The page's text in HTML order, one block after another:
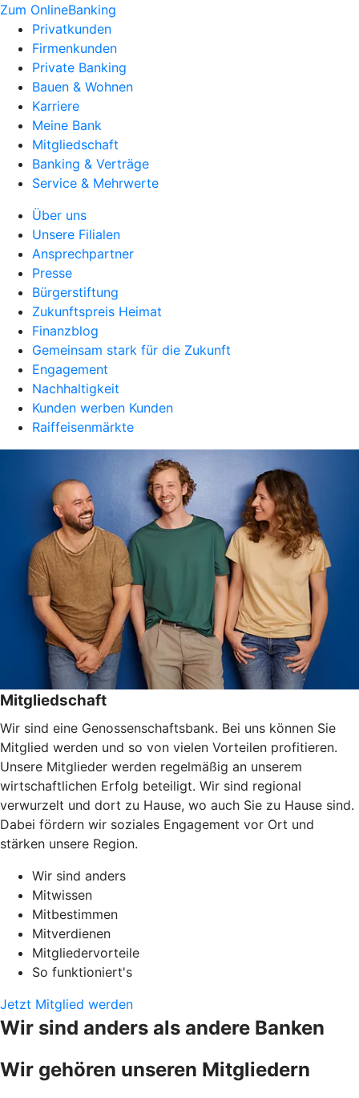
Zum OnlineBanking
Privatkunden
Firmenkunden
Private Banking
Bauen & Wohnen
Karriere
Meine Bank
Mitgliedschaft
Banking & Verträge
Service & Mehrwerte
Über uns
Unsere Filialen
Ansprechpartner
Presse
Bürgerstiftung
Zukunftspreis Heimat
Finanzblog
Gemeinsam stark für die Zukunft
Engagement
Nachhaltigkeit
Kunden werben Kunden
Raiffeisenmärkte
Mitgliedschaft
Wir sind eine Genossenschaftsbank. Bei uns können Sie
Mitglied werden und so von vielen Vorteilen profitieren.
Unsere Mitglieder werden regelmäßig an unserem
wirtschaftlichen Erfolg beteiligt. Wir sind regional
verwurzelt und dort zu Hause, wo auch Sie zu Hause sind.
Dabei fördern wir soziales Engagement vor Ort und
stärken unsere Region.
Wir sind anders
Mitwissen
Mitbestimmen
Mitverdienen
Mitgliedervorteile
So funktioniert's
Jetzt Mitglied werden
Wir sind anders als andere Banken
Wir gehören unseren Mitgliedern